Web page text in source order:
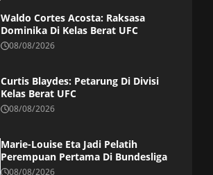
Waldo Cortes Acosta: Raksasa
Dominika Di Kelas Berat UFC
08/08/2026
Curtis Blaydes: Petarung Di Divisi
Kelas Berat UFC
08/08/2026
Marie-Louise Eta Jadi Pelatih
Perempuan Pertama Di Bundesliga
08/08/2026